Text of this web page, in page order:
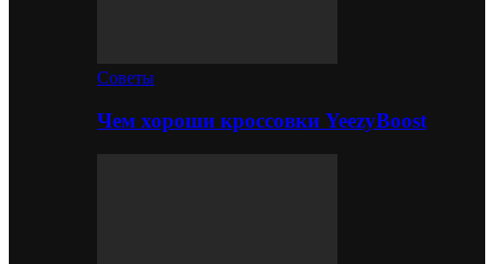
Советы
Чем хороши кроссовки YeezyBoost